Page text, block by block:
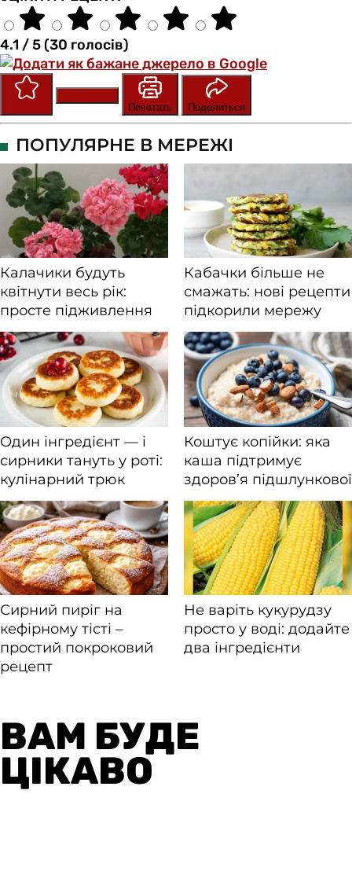
4.1 / 5 (30 голосів)
Печатать
Поделиться
ВАМ БУДЕ
ЦІКАВО